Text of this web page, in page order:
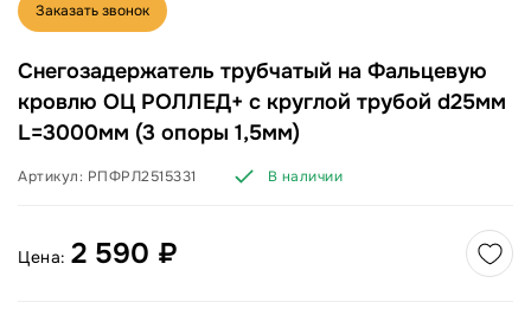
Заказать звонок
Снегозадержатель трубчатый на Фальцевую
кровлю ОЦ РОЛЛЕД+ с круглой трубой d25мм
L=3000мм (3 опоры 1,5мм)
Артикул: РПФРЛ2515331 В наличии
Цена: 2 590 ₽